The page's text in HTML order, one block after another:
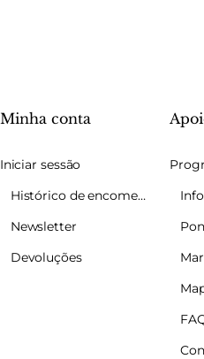
Minha conta
Iniciar sessão
Histórico de encomendas
Newsletter
Devoluções